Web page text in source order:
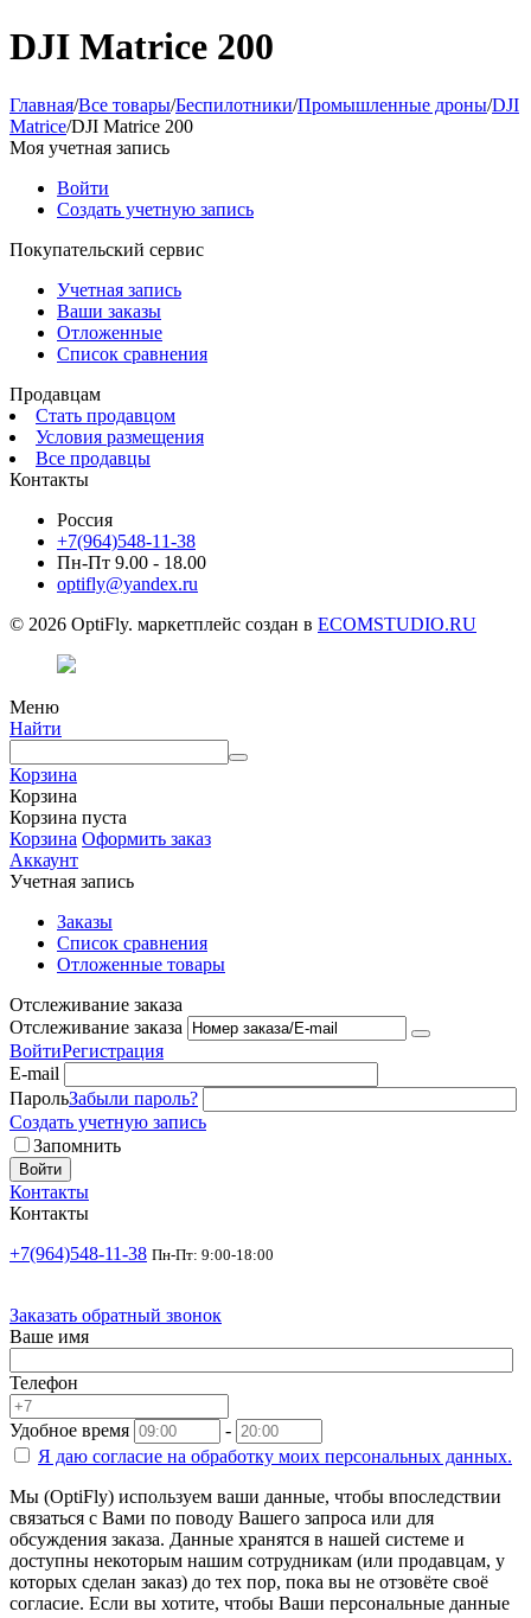
DJI Matrice 200
Главная/Все товары/Беспилотники/Промышленные дроны/DJI
Matrice/DJI Matrice 200
Моя учетная запись
Войти
Создать учетную запись
Покупательский сервис
Учетная запись
Ваши заказы
Отложенные
Список сравнения
Продавцам
Стать продавцом
Условия размещения
Все продавцы
Контакты
Россия
+7(964)548-11-38
Пн-Пт 9.00 - 18.00
optifly@yandex.ru
© 2026 OptiFly. маркетплейс создан в ECOMSTUDIO.RU
Меню
Найти
Корзина
Корзина
Корзина пуста
Корзина Оформить заказ
Аккаунт
Учетная запись
Заказы
Список сравнения
Отложенные товары
Отслеживание заказа
Отслеживание заказа
ВойтиРегистрация
E-mail
ПарольЗабыли пароль?
Создать учетную запись
Запомнить
Войти
Контакты
Контакты
+7(964)548-11-38 Пн-Пт: 9:00-18:00
Заказать обратный звонок
Ваше имя
Телефон
Удобное время
-
Я даю согласие на обработку моих персональных данных.
Мы (OptiFly) используем ваши данные, чтобы впоследствии
связаться с Вами по поводу Вашего запроса или для
обсуждения заказа. Данные хранятся в нашей системе и
доступны некоторым нашим сотрудникам (или продавцам, у
которых сделан заказ) до тех пор, пока вы не отзовёте своё
согласие. Если вы хотите, чтобы Ваши персональные данные